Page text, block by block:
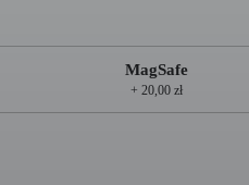
MagSafe
+ 20,00 zł